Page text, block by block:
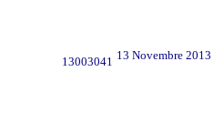
13003041 13 Novembre 2013